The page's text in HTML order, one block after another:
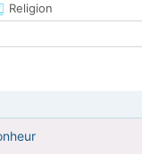
Religion